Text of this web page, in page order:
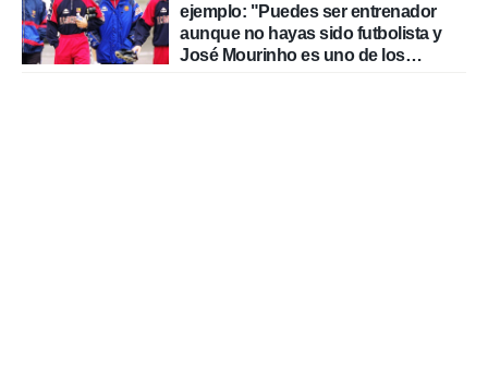
ejemplo: "Puedes ser entrenador
aunque no hayas sido futbolista y
José Mourinho es uno de los